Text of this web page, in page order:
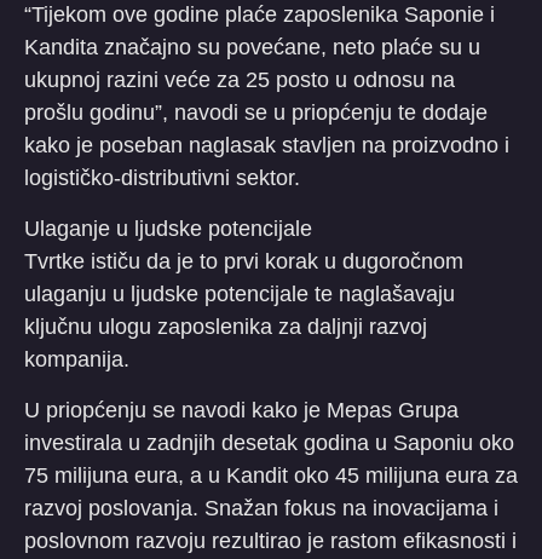
“Tijekom ove godine plaće zaposlenika Saponie i
Kandita značajno su povećane, neto plaće su u
ukupnoj razini veće za 25 posto u odnosu na
prošlu godinu”, navodi se u priopćenju te dodaje
kako je poseban naglasak stavljen na proizvodno i
logističko-distributivni sektor.
Ulaganje u ljudske potencijale
Tvrtke ističu da je to prvi korak u dugoročnom
ulaganju u ljudske potencijale te naglašavaju
ključnu ulogu zaposlenika za daljnji razvoj
kompanija.
U priopćenju se navodi kako je Mepas Grupa
investirala u zadnjih desetak godina u Saponiu oko
75 milijuna eura, a u Kandit oko 45 milijuna eura za
razvoj poslovanja. Snažan fokus na inovacijama i
poslovnom razvoju rezultirao je rastom efikasnosti i